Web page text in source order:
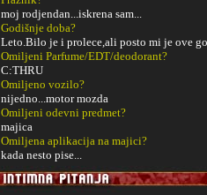
moj rodjendan...iskrena sam...
Godišnje doba?
Leto.Bilo je i prolece,ali posto mi je ove
Omiljeni Parfume/EDT/deodorant?
C:THRU
Omiljeno vozilo?
nijedno...motor mozda
Omiljeni odevni predmet?
majica
Omiljena aplikacija na majici?
kada nesto pise...